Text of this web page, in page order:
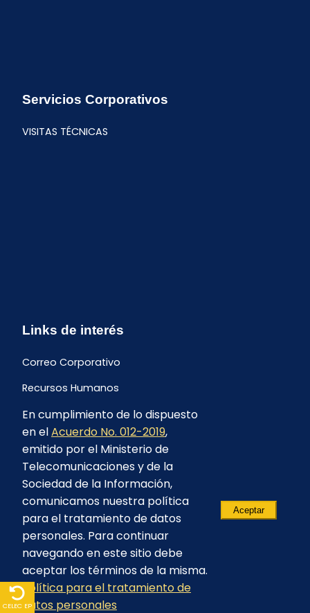
Servicios Corporativos
VISITAS TÉCNICAS
Links de interés
Correo Corporativo
Recursos Humanos
Buzón de quejas y sugerencias
Formulario Contrataciones
© 2023 - CELEC EP - Todos los derechos
reservados
En cumplimiento de lo dispuesto
en elAcuerdo No. 012-2019,
emitido por el Ministerio de
Telecomunicaciones y de la
Sociedad de la Información,
comunicamos nuestra política
para el tratamiento de datos
personales. Para continuar
navegando en este sitio debe
aceptar los términos de la misma.
Política para el tratamiento de
datos personales
Aceptar
CELEC EP